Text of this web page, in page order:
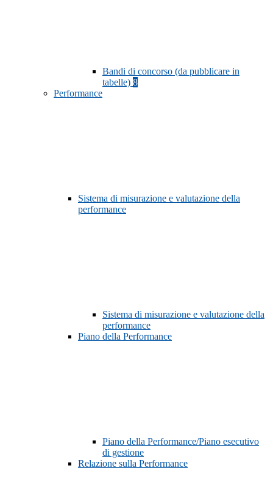
Bandi di concorso (da pubblicare in
tabelle) 8
Performance
Sistema di misurazione e valutazione della
performance
Sistema di misurazione e valutazione della
performance
Piano della Performance
Piano della Performance/Piano esecutivo
di gestione
Relazione sulla Performance